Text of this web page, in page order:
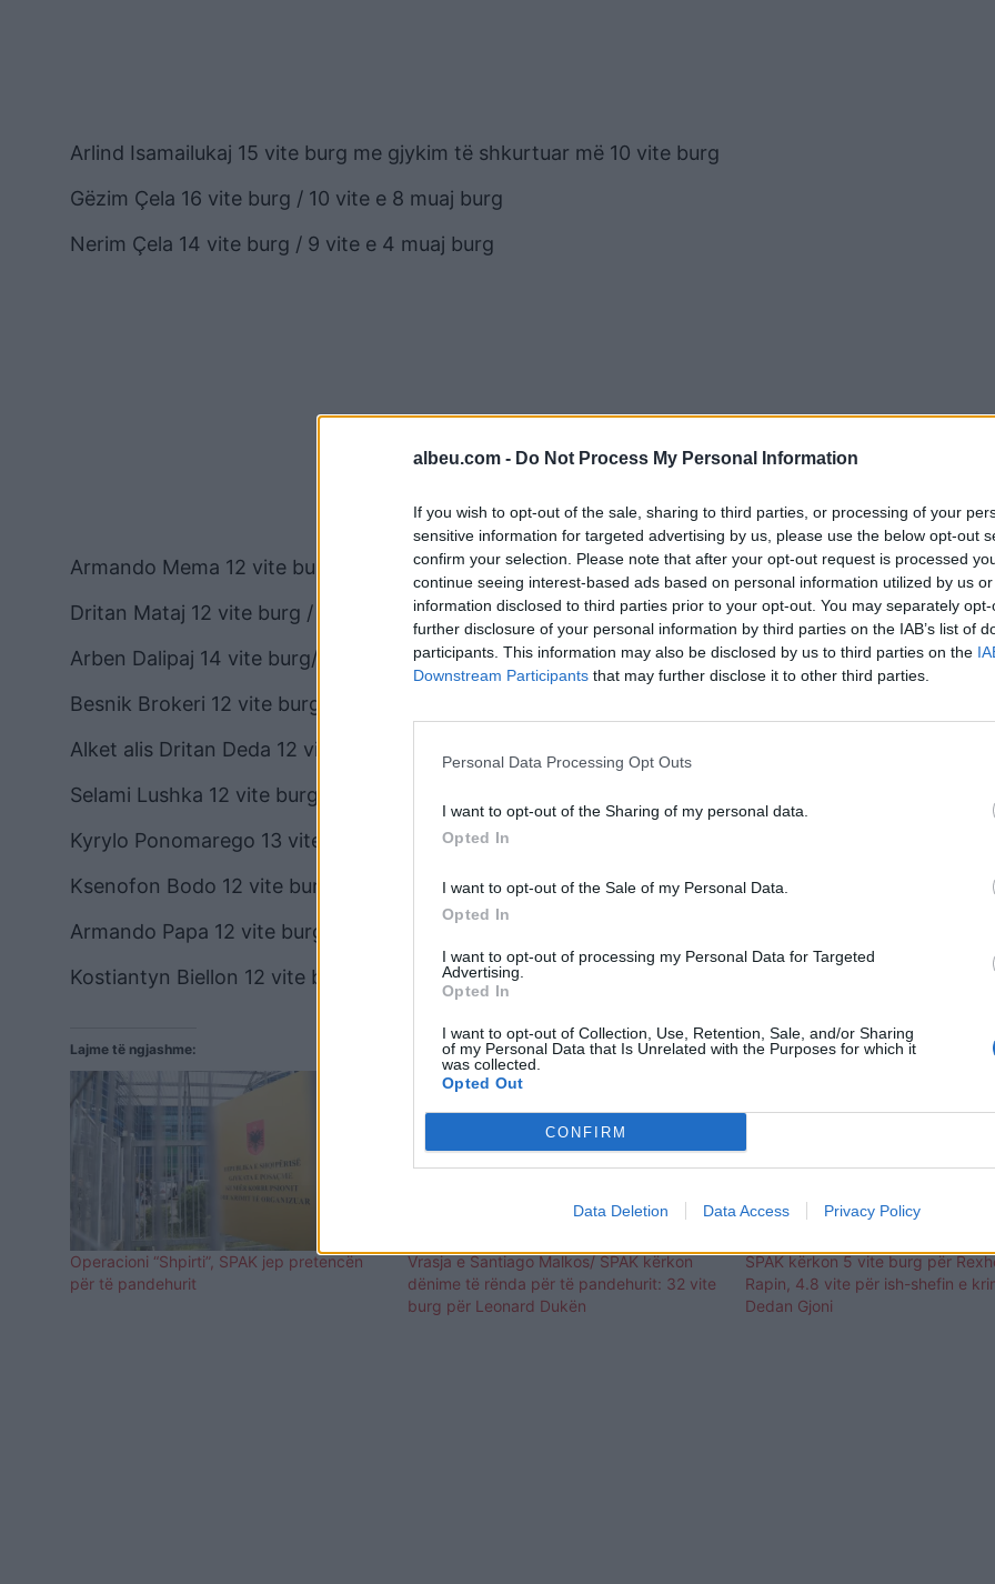
albeu.com - Do Not Process My Personal Information
If you wish to opt-out of the sale, sharing to third parties, or processing of your
sensitive information for targeted advertising by us, please use the below opt-out
confirm your selection. Please note that after your opt-out request is processed
continue seeing interest-based ads based on personal information utilized by us
information disclosed to third parties prior to your opt-out. You may separately
further disclosure of your personal information by third parties on the IAB’s list of
participants. This information may also be disclosed by us to third parties on the
Downstream Participants that may further disclose it to other third parties.
Personal Data Processing Opt Outs
I want to opt-out of the Sharing of my personal data.
Opted In
I want to opt-out of the Sale of my Personal Data.
Opted In
I want to opt-out of processing my Personal Data for Targeted
Advertising.
Opted In
I want to opt-out of Collection, Use, Retention, Sale, and/or Sharing
of my Personal Data that Is Unrelated with the Purposes for which it
was collected.
Opted Out
CONFIRM
Data Deletion Data Access Privacy Policy
Arlind Isamailukaj 15 vite burg me gjykim të shkurtuar më 10 vite burg
Gëzim Çela 16 vite burg / 10 vite e 8 muaj burg
Nerim Çela 14 vite burg / 9 vite e 4 muaj burg
Armando Mema 12 vite burg / 8 vite burg
Dritan Mataj 12 vite burg / 8 vite burg
Arben Dalipaj 14 vite burg/ 9 vite e 4 muaj burg
Besnik Brokeri 12 vite burg / 8 vite burg
Alket alis Dritan Deda 12 vite burg / 8 vite burg
Selami Lushka 12 vite burg / 8 vite burg
Kyrylo Ponomarego 13 vite burg/ 8 e 4 muaj vite burg
Ksenofon Bodo 12 vite burg / 8 vite burg
Armando Papa 12 vite burg / 8 vite burg
Kostiantyn Biellon 12 vite burg / 8 vite burg
Lajme të ngjashme:
Operacioni “Shpirti”, SPAK jep pretencën
për të pandehurit
Vrasja e Santiago Malkos/ SPAK kërkon
dënime të rënda për të pandehurit: 32 vite
burg për Leonard Dukën
SPAK kërkon 5 vite burg për
Rapin, 4.8 vite për ish-shefin e
Dedan Gjoni